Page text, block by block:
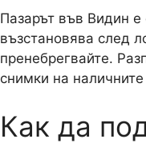
Пазарът във Видин е
възстановява след
пренебрегвайте.
снимки на
Как да